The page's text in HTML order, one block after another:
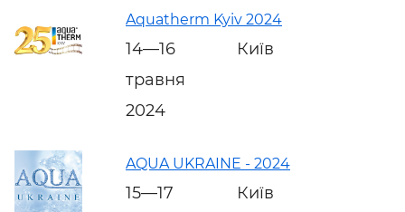
Aquatherm Kyiv 2024
14—16
травня
2024
Київ
AQUA UKRAINE - 2024
15—17
Київ